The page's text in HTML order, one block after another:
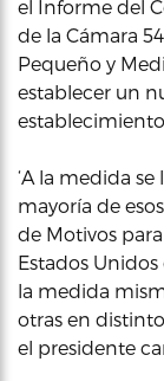
el Informe del
de la Cámara
Pequeño y
establecer un
‘A la medida
mayoría de
de Motivos
Estados
la medida
otras en
el presidente